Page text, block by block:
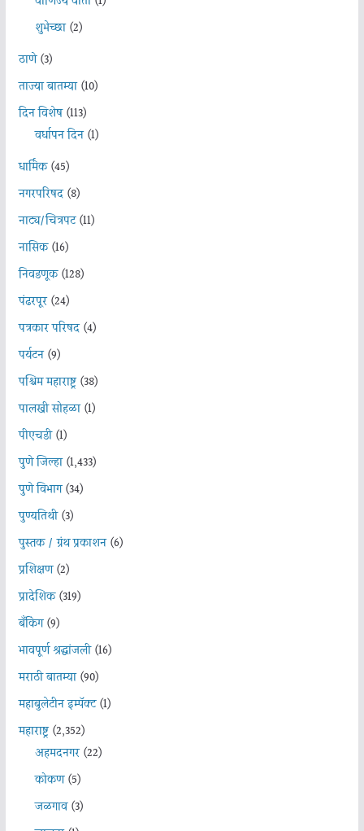
शुभेच्छा(2)
ठाणे(3)
ताज्या बातम्या(10)
दिन विशेष(113)
वर्धापन दिन(1)
धार्मिक(45)
नगरपरिषद(8)
नाट्य/चित्रपट(11)
नासिक(16)
निवडणूक(128)
पंढरपूर(24)
पत्रकार परिषद(4)
पर्यटन(9)
पश्चिम महाराष्ट्र(38)
पालखी सोहळा(1)
पीएचडी(1)
पुणे जिल्हा(1,433)
पुणे विभाग(34)
पुण्यतिथी(3)
पुस्तक / ग्रंथ प्रकाशन(6)
प्रशिक्षण(2)
प्रादेशिक(319)
बँकिंग(9)
भावपूर्ण श्रद्धांजली(16)
मराठी बातम्या(90)
महाबुलेटीन इम्पॅक्ट(1)
महाराष्ट्र(2,352)
अहमदनगर(22)
कोकण(5)
जळगाव(3)